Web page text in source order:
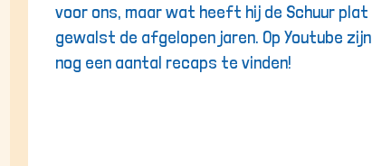
voor ons, maar wat heeft hij de Schuur plat
gewalst de afgelopen jaren. Op Youtube zijn
nog een aantal recaps te vinden!